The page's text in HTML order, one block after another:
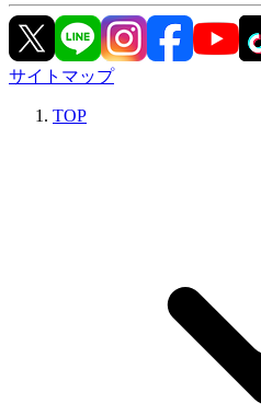
サイトマップ
TOP